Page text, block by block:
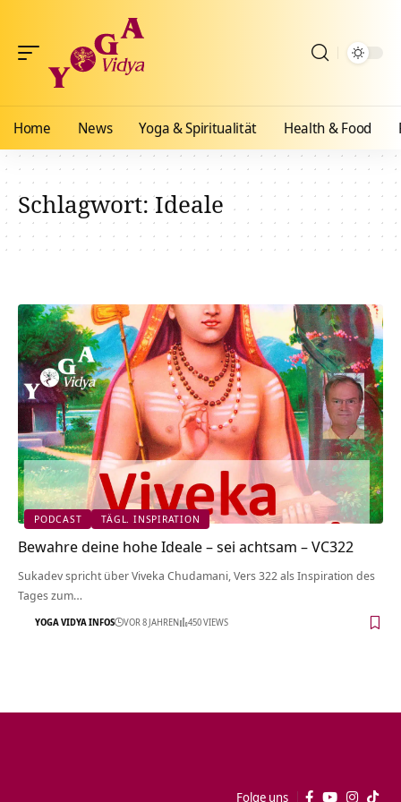
Home News Yoga & Spiritualität Health & Food
Schlagwort:Ideale
PODCAST TÄGL. INSPIRATION
Bewahre deine hohe Ideale – sei achtsam – VC322
Sukadev spricht über Viveka Chudamani, Vers 322 als Inspiration des
Tages zum…
YOGA VIDYA INFOS VOR 8 JAHREN 450 VIEWS
Folge uns